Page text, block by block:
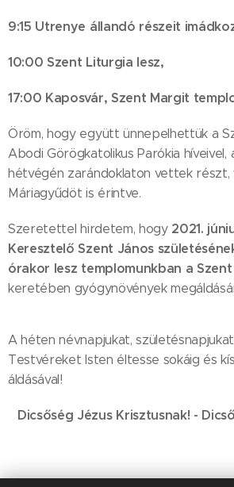
9:15 Utrenye állandó részeit
10:00 Szent Liturgia lesz,
17:00 Kaposvár, Szent Margit
Öröm, hogy együtt ünnepelhettük a
Abodi Görögkatolikus Parókia híveivel,
hétvégén zarándoklaton vettek részt,
Máriagyűdöt is érintve.
Szeretettel hirdetem, hogy2021.
Keresztelő Szent János
órakor lesz templomunkban a
keretében gyógynövények
A héten névnapjukat,
Testvéreket Isten éltesse sokáig és
áldásával!
Dicsőség Jézus Krisztusnak! -